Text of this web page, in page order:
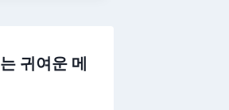
귀여운 메